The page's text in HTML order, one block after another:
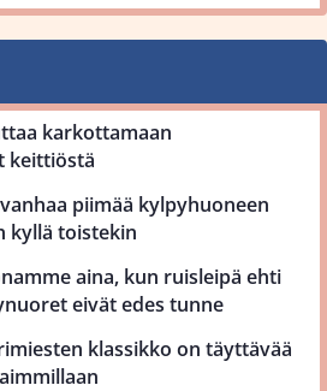
karkottamaan
keittiöstä
piimää kylpyhuoneen
kyllä toistekin
aina, kun ruisleipä ehti
eivät edes tunne
klassikko on täyttävää